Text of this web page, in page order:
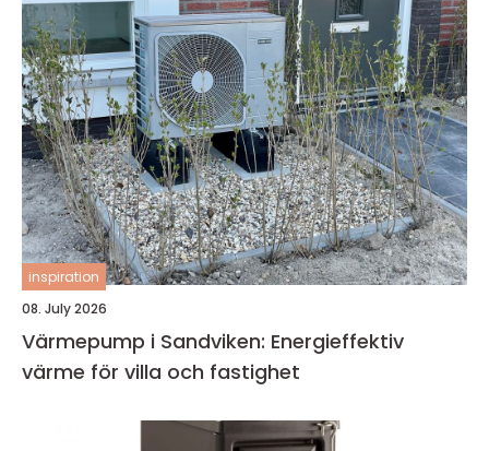
inspiration
08. July 2026
Värmepump i Sandviken: Energieffektiv
värme för villa och fastighet